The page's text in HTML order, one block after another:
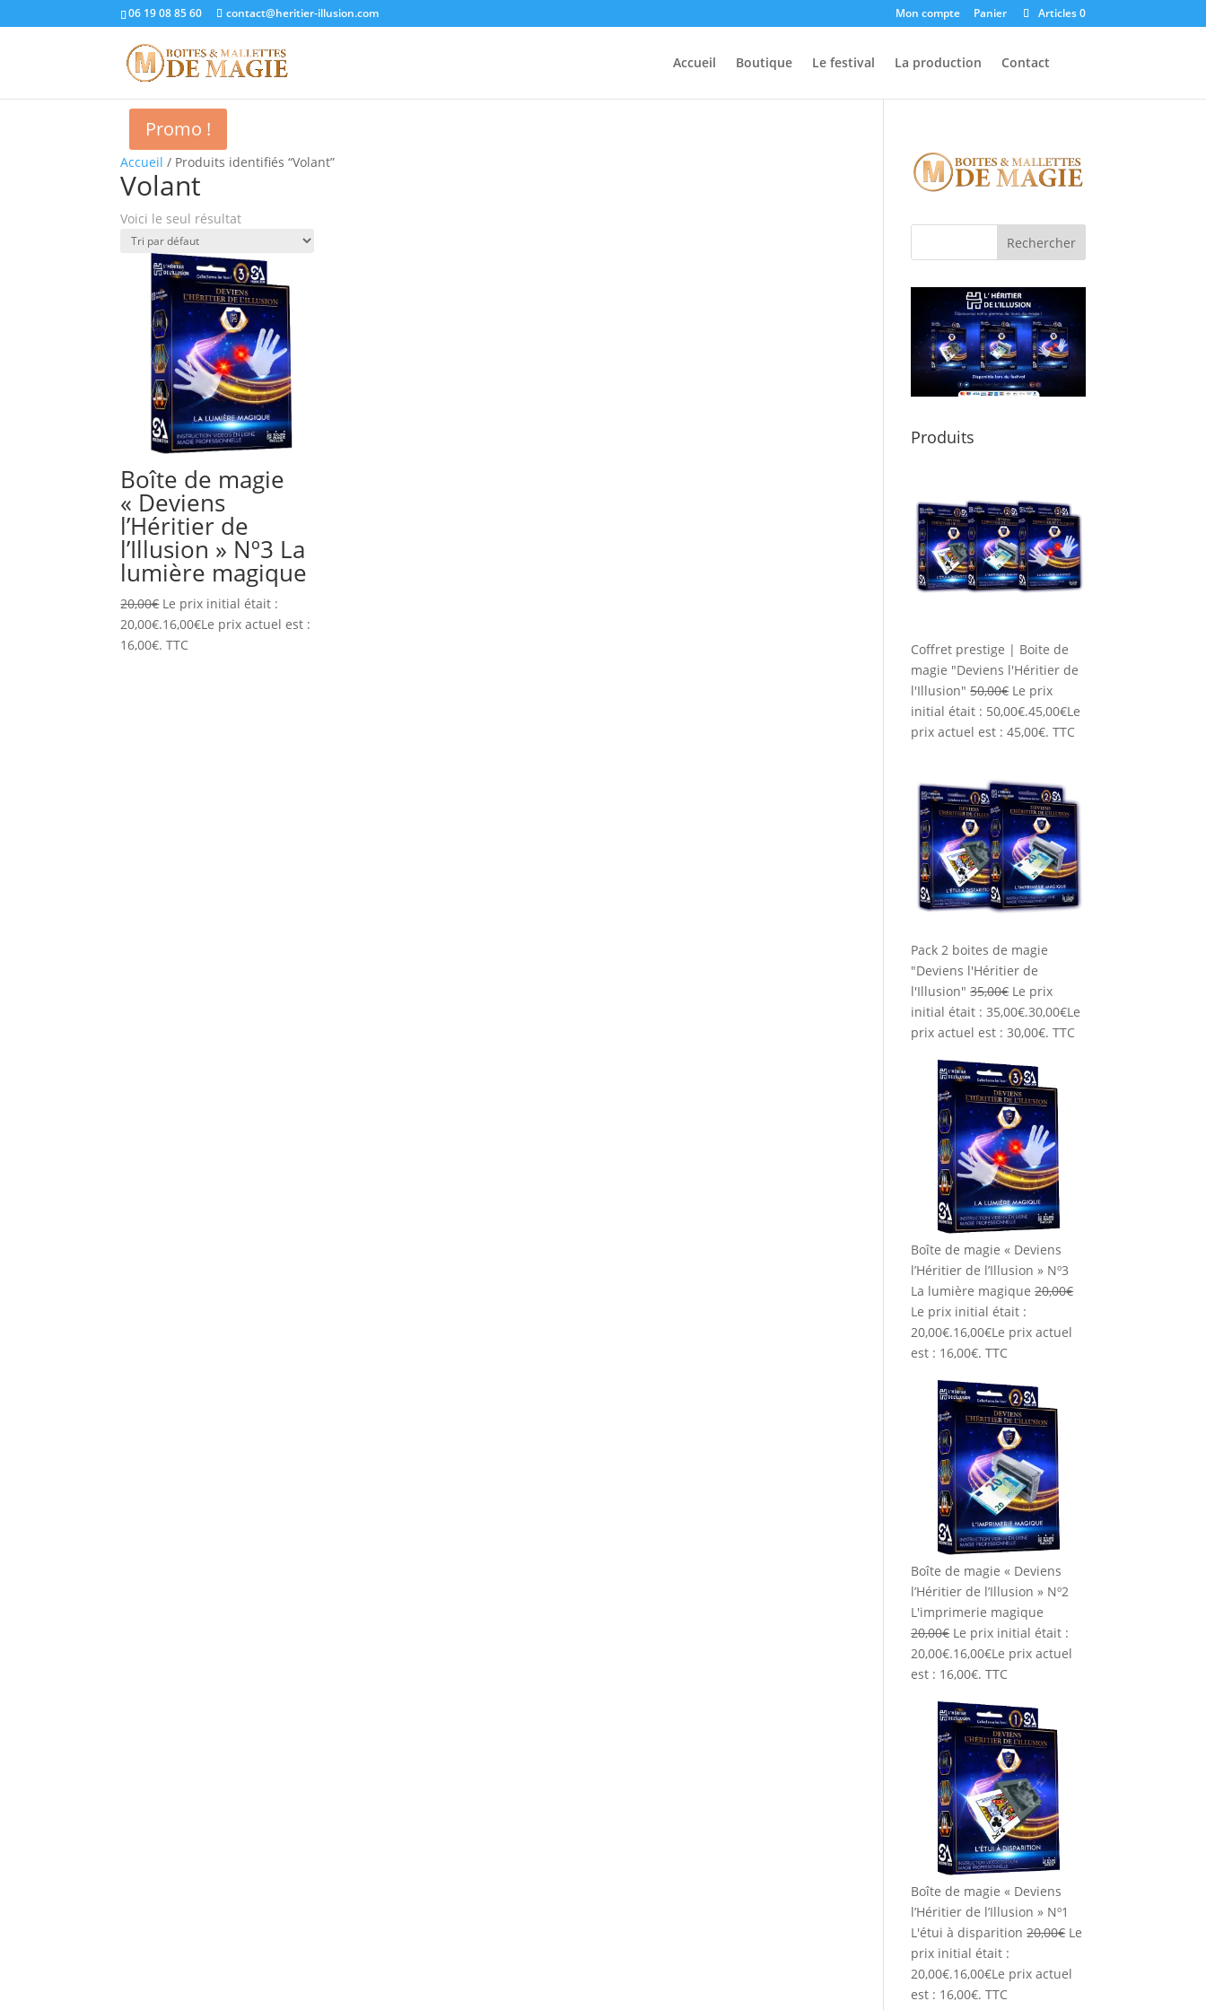
06 19 08 85 60 contact@heritier-illusion.com Mon compte Panier Articles 0
Accueil Boutique Le festival La production Contact
Accueil / Produits identifiés “Volant”
Volant
Voici le seul résultat
Promo !
Boîte de magie
« Deviens
l’Héritier de
l’Illusion » Nº3 La
lumière magique
20,00€ Le prix initial était :
20,00€.16,00€Le prix actuel est :
16,00€. TTC
Produits
Coffret prestige | Boite de
magie "Deviens l'Héritier de
l'Illusion" 50,00€ Le prix
initial était : 50,00€.45,00€Le
prix actuel est : 45,00€. TTC
Pack 2 boites de magie
"Deviens l'Héritier de
l'Illusion" 35,00€ Le prix
initial était : 35,00€.30,00€Le
prix actuel est : 30,00€. TTC
Boîte de magie « Deviens
l’Héritier de l’Illusion » Nº3
La lumière magique 20,00€
Le prix initial était :
20,00€.16,00€Le prix actuel
est : 16,00€. TTC
Boîte de magie « Deviens
l’Héritier de l’Illusion » Nº2
L'imprimerie magique
20,00€ Le prix initial était :
20,00€.16,00€Le prix actuel
est : 16,00€. TTC
Boîte de magie « Deviens
l’Héritier de l’Illusion » Nº1
L'étui à disparition 20,00€ Le
prix initial était :
20,00€.16,00€Le prix actuel
est : 16,00€. TTC